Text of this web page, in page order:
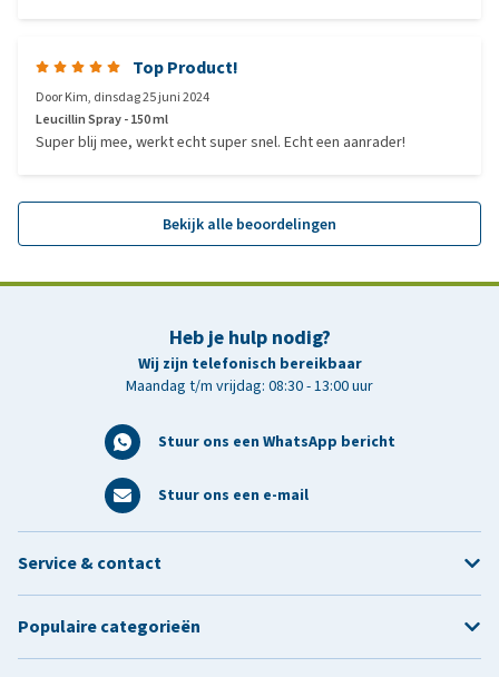
Top Product!
DoorKim, dinsdag 25 juni 2024
Leucillin Spray - 150 ml
Super blij mee, werkt echt super snel. Echt een aanrader!
Bekijk alle beoordelingen
Heb je hulp nodig?
Wij zijn telefonisch bereikbaar
Maandag t/m vrijdag: 08:30 - 13:00 uur
Stuur ons een WhatsApp bericht
Stuur ons een e-mail
Service & contact
Populaire categorieën